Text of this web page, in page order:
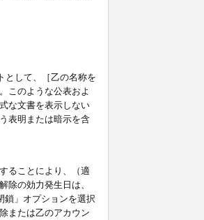
として、［乙の名称を
このような公表およ
な文書を表示しない
表明または暗示を含
ることにより、（適
の効力発生日は、
鎖」オプションを選択
または乙のアカウン